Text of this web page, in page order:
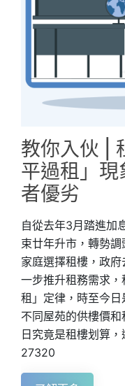
教你入伙 |
平過租」
者優劣
自從去年3月踏進加
束廿年升市，轉勢
家庭選擇租樓，政
一步推升租務需求
租」定律，時至今
不同屋苑的供樓價
日究竟是租樓划算
27320